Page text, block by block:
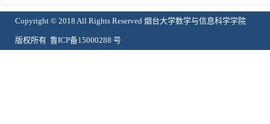
Copyright © 2018 All Rights Reserved 烟台大学数学与信息科学学院
版权所有 鲁ICP备15000288 号